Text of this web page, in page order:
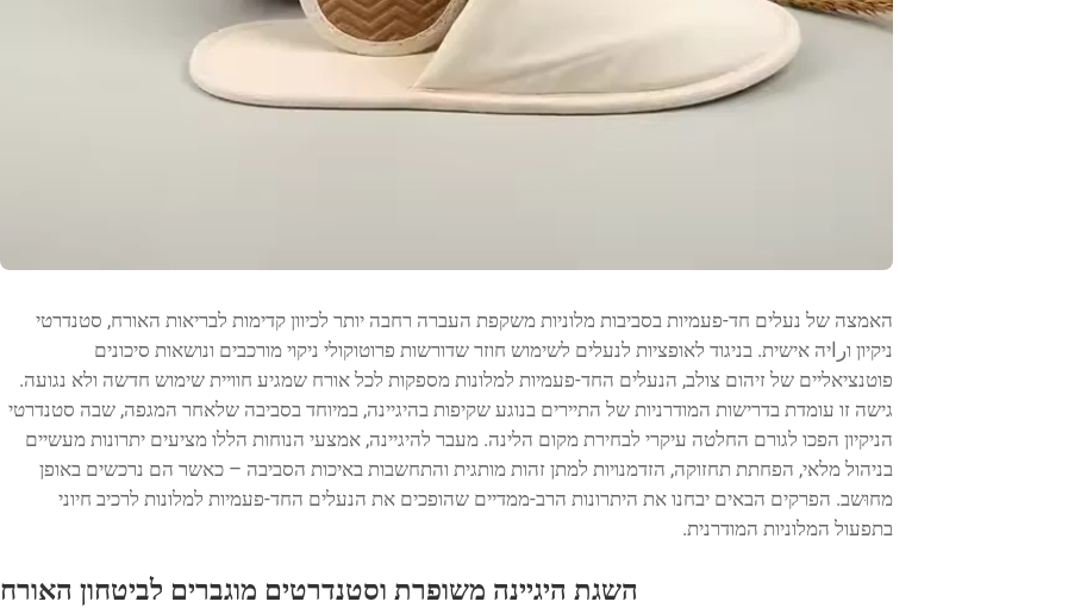
האמצה של נעלים חד-פעמיות בסביבות מלוניות משקפת העברה רחבה יותר לכיוון קדימות לבריאות האורח, סטנדרטי
ניקיון וراיה אישית. בניגוד לאופציות לנעלים לשימוש חוזר שדורשות פרוטוקולי ניקוי מורכבים ונושאות סיכונים
פוטנציאליים של זיהום צולב, הנעלים החד-פעמיות למלונות מספקות לכל אורח שמגיע חוויית שימוש חדשה ולא נגועה.
גישה זו עומדת בדרישות המודרניות של התיירים בנוגע שקיפות בהיגיינה, במיוחד בסביבה שלאחר המגפה, שבה סטנדרטי
הניקיון הפכו לגורם החלטה עיקרי לבחירת מקום הלינה. מעבר להיגיינה, אמצעי הנוחות הללו מציעים יתרונות מעשיים
בניהול מלאי, הפחתת תחזוקה, הזדמנויות למתן זהות מותגית והתחשבות באיכות הסביבה – כאשר הם נרכשים באופן
מחוּשב. הפרקים הבאים יבחנו את היתרונות הרב-ממדיים שהופכים את הנעלים החד-פעמיות למלונות לרכיב חיוני
בתפעול המלוניות המודרנית.
השגת היגיינה משופרת וסטנדרטים מוגברים לביטחון האורח